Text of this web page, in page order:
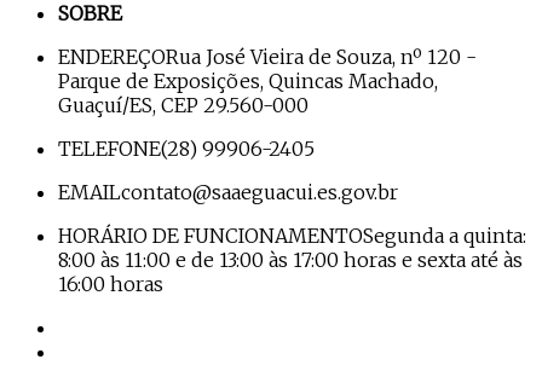
SOBRE
ENDEREÇORua José Vieira de Souza, nº 120 -
Parque de Exposições, Quincas Machado,
Guaçuí/ES, CEP 29.560-000
TELEFONE(28) 99906-2405
EMAILcontato@saaeguacui.es.gov.br
HORÁRIO DE FUNCIONAMENTOSegunda a quinta:
8:00 às 11:00 e de 13:00 às 17:00 horas e sexta até às
16:00 horas